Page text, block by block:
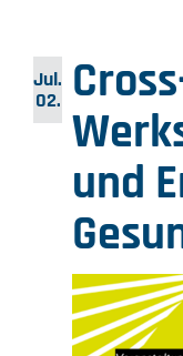
Jul.
02.
und